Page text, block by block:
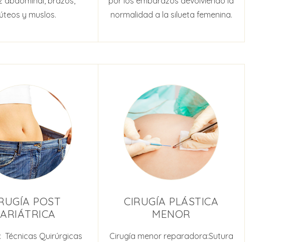
y muslos.
normalidad a la silueta femenina.
POST
Técnicas Quirúrgicas
CIRUGÍA PLÁSTICA
MENOR
Cirugía menor reparadora:Sutura